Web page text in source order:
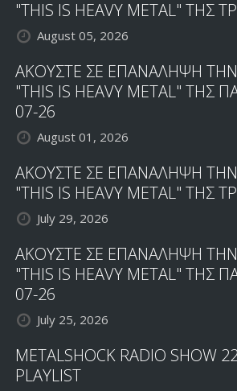
"THIS IS HEAVY METAL" ΤΗΣ
August 05, 2026
ΑΚΟΥΣΤΕ ΣΕ ΕΠΑΝΑΛΗΨΗ
"THIS IS HEAVY METAL" ΤΗΣ
07-26
August 01, 2026
ΑΚΟΥΣΤΕ ΣΕ ΕΠΑΝΑΛΗΨΗ
"THIS IS HEAVY METAL" ΤΗΣ
July 29, 2026
ΑΚΟΥΣΤΕ ΣΕ ΕΠΑΝΑΛΗΨΗ
"THIS IS HEAVY METAL" ΤΗΣ
07-26
July 25, 2026
METALSHOCK RADIO SHOW
PLAYLIST